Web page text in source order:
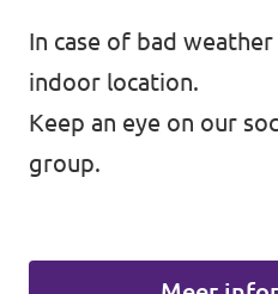
In case of bad
indoor location.
Keep an eye on our
group.